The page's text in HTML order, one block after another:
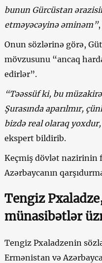
bunun Gürcüstan
etməyəcəyinə əminəm”
Onun sözlərinə görə,
mövzusunu “ancaq
edirlər”.
“Təəssüf ki, bu
Şurasında aparılmır,
bizdə real olaraq
ekspert bildirib.
Keçmiş dövlət nazirinin
Azərbaycanın
Tengiz
münasibətlər
Tengiz Pxaladzenin
Ermənistan və